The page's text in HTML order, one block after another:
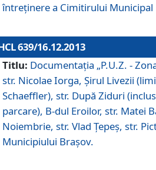
întreţinere a Cimitirului Municipal
639/16.12.2013
Titlu: Documentaţia „P.U.Z. -
str. Nicolae Iorga, Şirul Livezii
Schaeffler), str. După Ziduri
parcare), B-dul Eroilor, str. Matei
Noiembrie, str. Vlad Ţepeş, str.
Municipiului Braşov.